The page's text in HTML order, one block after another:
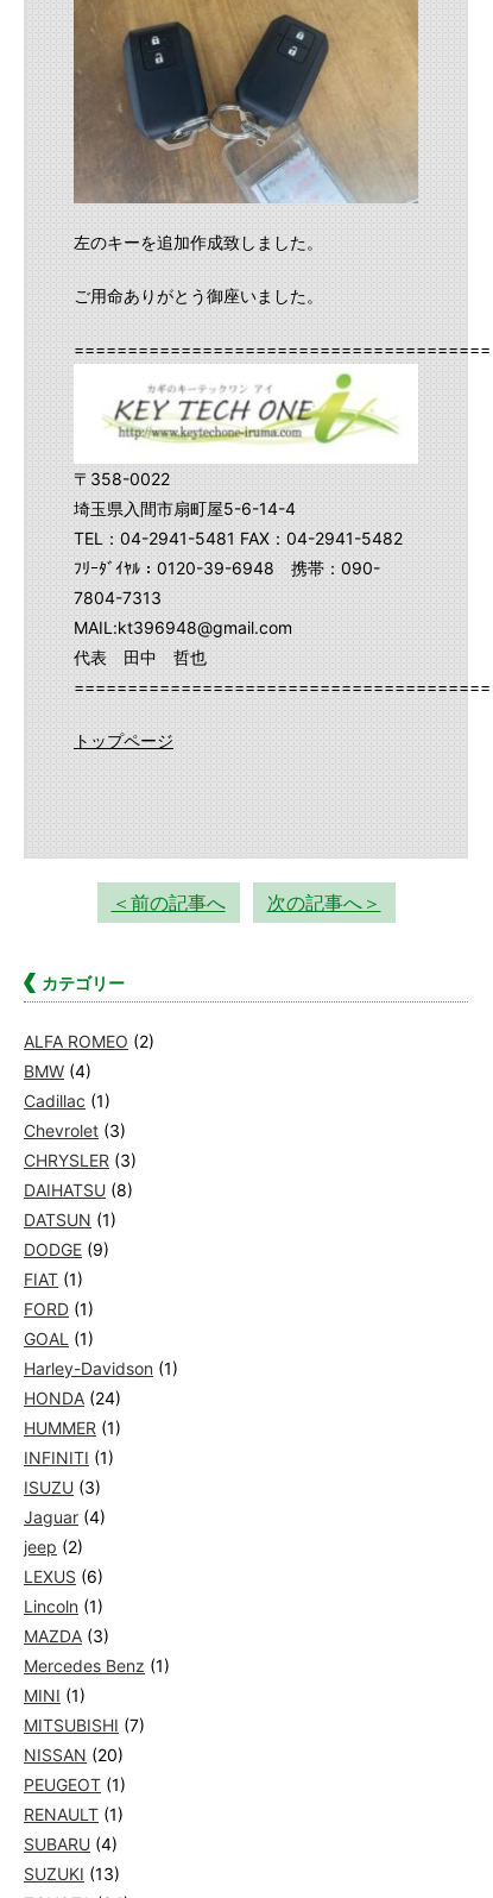
左のキーを追加作成致しました。
ご用命ありがとう御座いました。
〒358-0022
埼玉県入間市扇町屋5-6-14-4
TEL：04-2941-5481 FAX：04-2941-5482
ﾌﾘｰﾀﾞｲﾔﾙ：0120-39-6948 携帯：090-
7804-7313
MAIL:kt396948@gmail.com
代表 田中 哲也
トップページ
＜前の記事へ 次の記事へ＞
カテゴリー
ALFA ROMEO (2)
BMW (4)
Cadillac (1)
Chevrolet (3)
CHRYSLER (3)
DAIHATSU (8)
DATSUN (1)
DODGE (9)
FIAT (1)
FORD (1)
GOAL (1)
Harley-Davidson (1)
HONDA (24)
HUMMER (1)
INFINITI (1)
ISUZU (3)
Jaguar (4)
jeep (2)
LEXUS (6)
Lincoln (1)
MAZDA (3)
Mercedes Benz (1)
MINI (1)
MITSUBISHI (7)
NISSAN (20)
PEUGEOT (1)
RENAULT (1)
SUBARU (4)
SUZUKI (13)